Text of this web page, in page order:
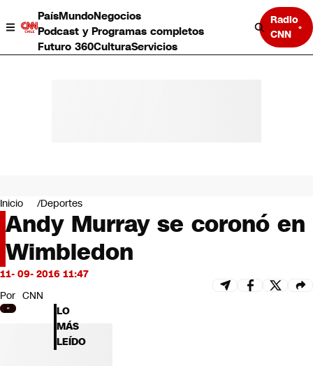
PaísMundoNegocios
Podcast y Programas completos
Futuro 360CulturaServicios
Radio
CNN
Negocios
Deportes
Programas completos
Cultura
Servicios
Bits
CNN Data
CNN tiempo
Futuro 360
Inicio Deportes
Andy Murray se coronó en
Wimbledon
11- 09- 2016 11:47
Por CNN
LO
MÁS
LEÍDO